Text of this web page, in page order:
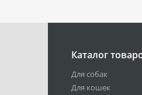
Каталог
Для собак
Для кошек